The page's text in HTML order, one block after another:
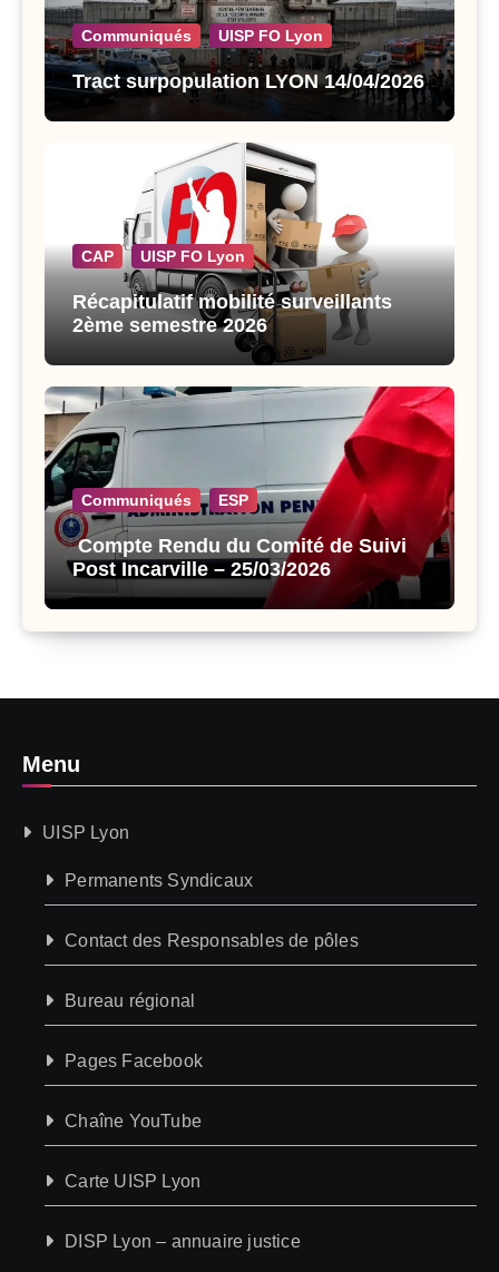
Communiqués UISP FO Lyon
Tract surpopulation LYON 14/04/2026
CAP UISP FO Lyon
Récapitulatif mobilité surveillants
2ème semestre 2026
Communiqués ESP
Compte Rendu du Comité de Suivi
Post Incarville – 25/03/2026
Menu
UISP Lyon
Permanents Syndicaux
Contact des Responsables de pôles
Bureau régional
Pages Facebook
Chaîne YouTube
Carte UISP Lyon
DISP Lyon – annuaire justice